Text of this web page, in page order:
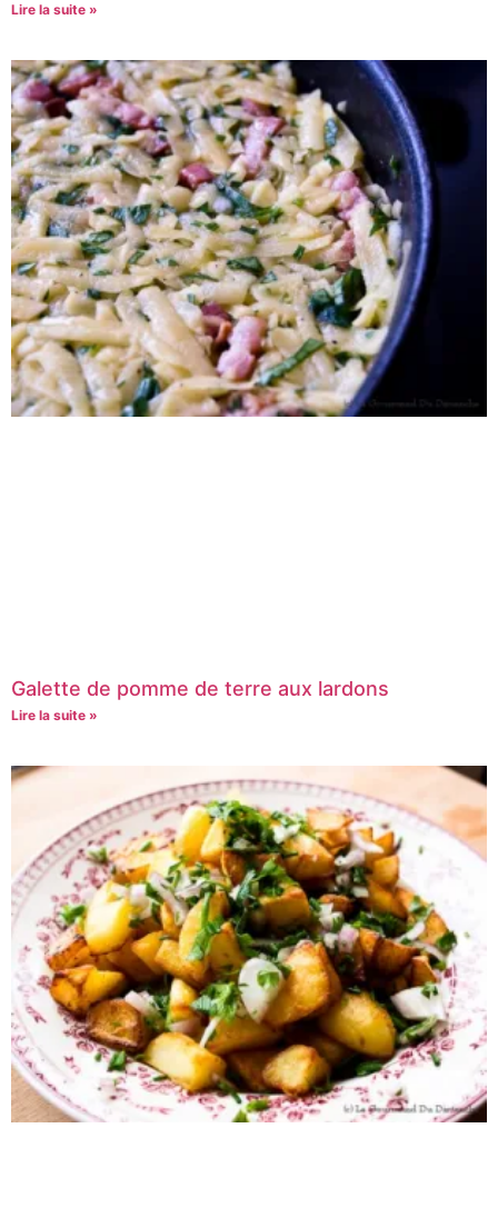
Lire la suite »
Galette de pomme de terre aux lardons
Lire la suite »